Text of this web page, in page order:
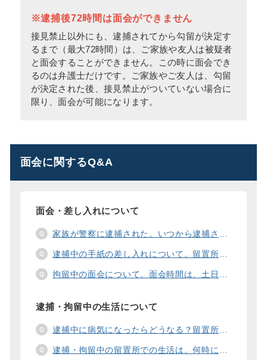
※逮捕後72時間は面会ができません
接見禁止以外にも、逮捕されてから勾留が決定す
るまで（最大72時間）は、ご家族や友人は被疑者
と面会することができません。この時に面会でき
るのは弁護士だけです。ご家族やご友人は、勾留
が決定された後、接見禁止がついていない場合に
限り、面会が可能になります。
面会に関するQ&A
面会・差し入れについて
家族が警察に逮捕された。いつから逮捕された家族と面会することができますか？
逮捕中の手紙の差し入れについて。留置所に手紙を送る際の宛先の書き方は？
拘留中の面会について。面会時間は、土日や祝日の面会は、一度に面会できる人数は。
逮捕・拘留中の生活について
逮捕中に病気になったらどうなる？留置所の健康診断、診療、医療行為、手術は。
逮捕・拘留中の留置所での生活は。何時に起きて、何時に寝るの？部屋や食事の様子は？